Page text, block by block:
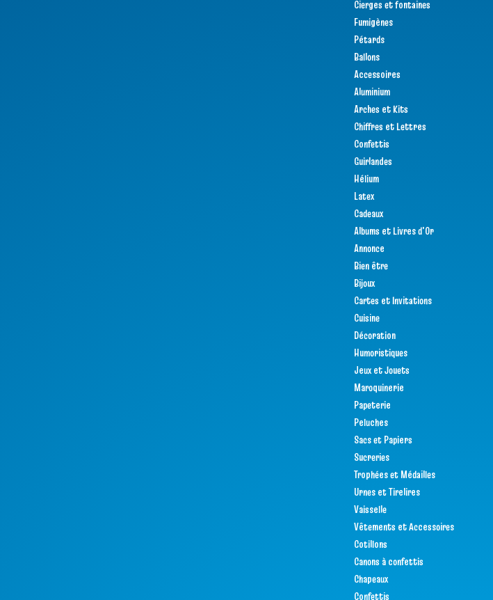
Cierges et fontaines
Fumigènes
Pétards
Ballons
Accessoires
Aluminium
Arches et Kits
Chiffres et Lettres
Confettis
Guirlandes
Hélium
Latex
Cadeaux
Albums et Livres d'Or
Annonce
Bien être
Bijoux
Cartes et Invitations
Cuisine
Décoration
Humoristiques
Jeux et Jouets
Maroquinerie
Papeterie
Peluches
Sacs et Papiers
Sucreries
Trophées et Médailles
Urnes et Tirelires
Vaisselle
Vêtements et Accessoires
Cotillons
Canons à confettis
Chapeaux
Confettis